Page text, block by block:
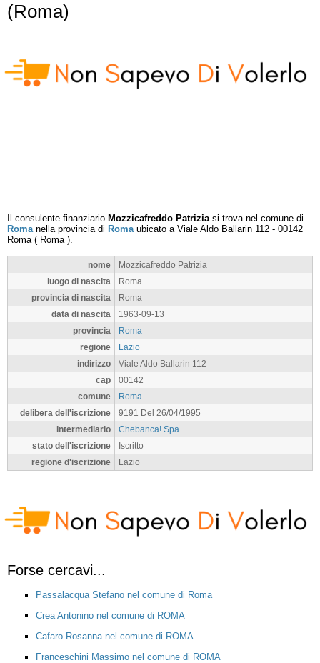
(Roma)
Il consulente finanziario Mozzicafreddo Patriziasi trova nel comune di
Romanella provincia di Romaubicato a Viale Aldo Ballarin 112 - 00142
Roma( Roma).
nome
Mozzicafreddo Patrizia
luogo di nascita
Roma
provincia di nascita
Roma
data di nascita
1963-09-13
provincia
Roma
regione
Lazio
indirizzo
Viale Aldo Ballarin 112
cap
00142
comune
Roma
delibera dell'iscrizione
9191 Del 26/04/1995
intermediario
Chebanca! Spa
stato dell'iscrizione
Iscritto
regione d'iscrizione
Lazio
Forse cercavi...
Passalacqua Stefano nel comune di Roma
Crea Antonino nel comune di ROMA
Cafaro Rosanna nel comune di ROMA
Franceschini Massimo nel comune di ROMA